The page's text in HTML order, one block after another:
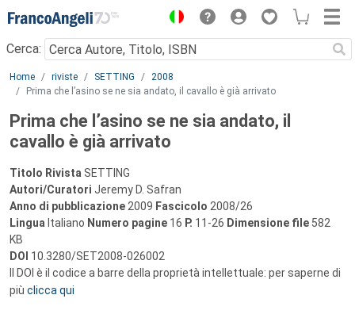
Menu
Cerca:
Main content
Home riviste SETTING
2008
Prima che l’asino se ne sia andato, il cavallo è già arrivato
Prima che l’asino se ne sia andato, il
cavallo è già arrivato
Titolo Rivista SETTING
Autori/Curatori Jeremy D. Safran
Anno di pubblicazione 2009 Fascicolo 2008/26
Lingua Italiano Numero pagine 16 P. 11-26 Dimensione file 582
KB
DOI 10.3280/SET2008-026002
Il DOI è il codice a barre della proprietà intellettuale: per saperne di
più clicca qui